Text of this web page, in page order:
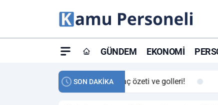
GÜNDEM EKONOMI
SON DAKİKA
maç özeti ve golleri! 23:59 Petrol Akışında